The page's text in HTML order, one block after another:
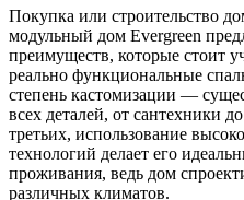
Покупка или строительство
модульный дом Evergreen
преимуществ, которые стоит
реально функциональные
степень кастомизации —
всех деталей, от сантехники
третьих, использование
технологий делает его
проживания, ведь дом
различных климатов.